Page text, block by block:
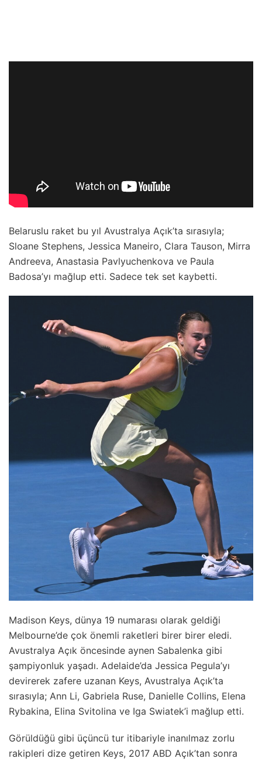
Belaruslu raket bu yıl Avustralya Açık’ta sırasıyla;
Sloane Stephens, Jessica Maneiro, Clara Tauson, Mirra
Andreeva, Anastasia Pavlyuchenkova ve Paula
Badosa’yı mağlup etti. Sadece tek set kaybetti.
Madison Keys, dünya 19 numarası olarak geldiği
Melbourne’de çok önemli raketleri birer birer eledi.
Avustralya Açık öncesinde aynen Sabalenka gibi
şampiyonluk yaşadı. Adelaide’da Jessica Pegula’yı
devirerek zafere uzanan Keys, Avustralya Açık’ta
sırasıyla; Ann Li, Gabriela Ruse, Danielle Collins, Elena
Rybakina, Elina Svitolina ve Iga Swiatek’i mağlup etti.
Görüldüğü gibi üçüncü tur itibariyle inanılmaz zorlu
rakipleri dize getiren Keys, 2017 ABD Açık’tan sonra